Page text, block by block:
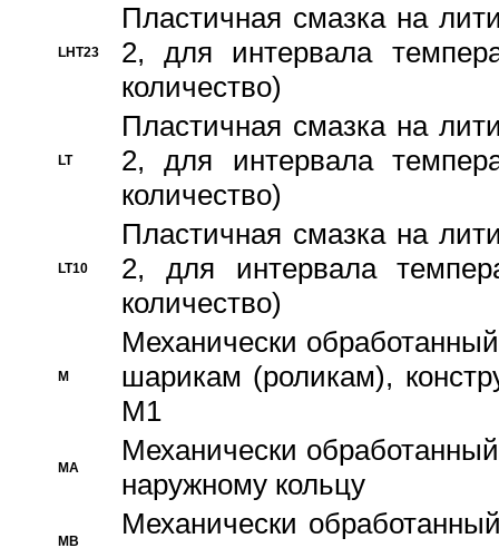
LHT23
Пластичная смазка на
2, для интервала
количество)
LT
Пластичная смазка на
2, для интервала
количество)
LT10
Пластичная смазка на
2, для интервала
количество)
M
Механически
шарикам (роликам),
M1
MA
Механически
наружному кольцу
MB
Механически